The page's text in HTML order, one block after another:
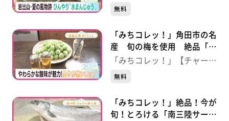
ジ！】
無料
「みちコレッ！」角田市の名
産 旬の梅を使用 絶品「梅
シロップ」【産直広場あぐり
「みちコレッ！」【チャー
ジ！】
無料
「みちコレッ！」絶品！今が
旬！とろける「南三陸サーモ